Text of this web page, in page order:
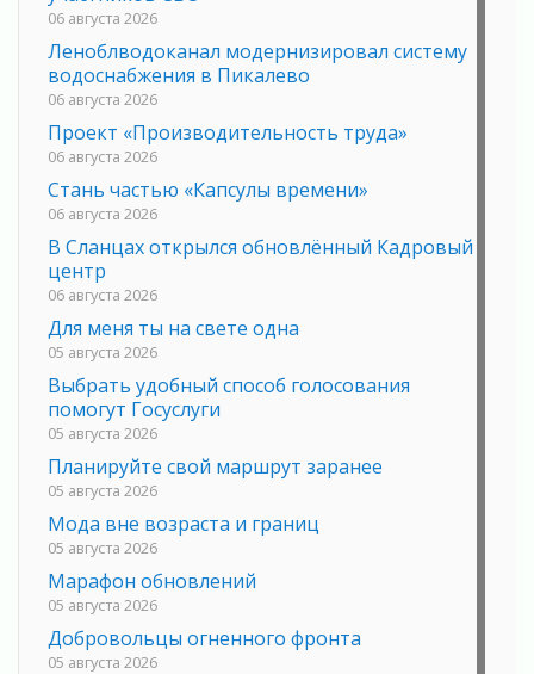
06 августа 2026
Леноблводоканал модернизировал систему
водоснабжения в Пикалево
06 августа 2026
Проект «Производительность труда»
06 августа 2026
Стань частью «Капсулы времени»
06 августа 2026
В Сланцах открылся обновлённый Кадровый
центр
06 августа 2026
Для меня ты на свете одна
05 августа 2026
Выбрать удобный способ голосования
помогут Госуслуги
05 августа 2026
Планируйте свой маршрут заранее
05 августа 2026
Мода вне возраста и границ
05 августа 2026
Марафон обновлений
05 августа 2026
Добровольцы огненного фронта
05 августа 2026